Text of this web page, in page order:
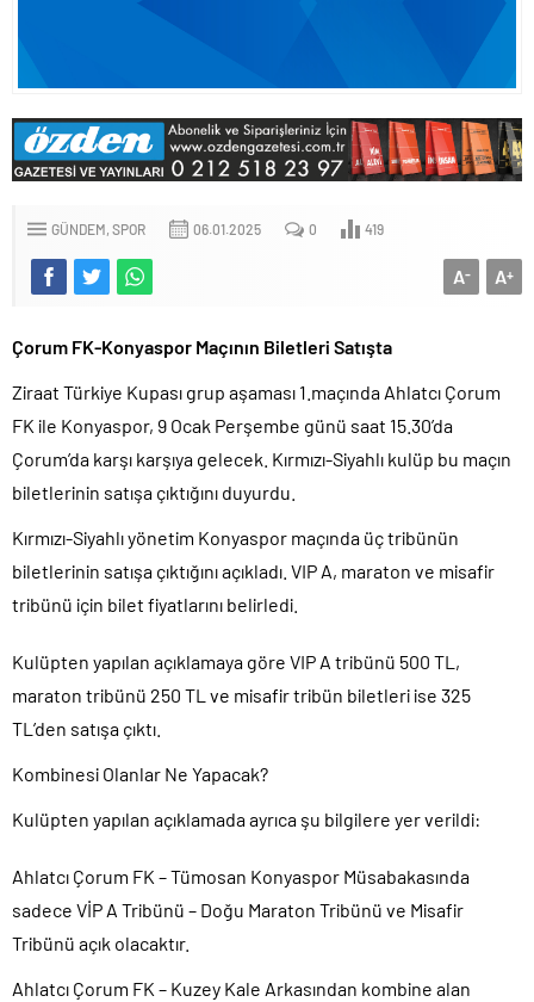
GÜNDEM SPOR 06.01.2025 0 419
A+
A-
Çorum FK-Konyaspor Maçının Biletleri Satışta
Ziraat Türkiye Kupası grup aşaması 1.maçında Ahlatcı Çorum
FK ile Konyaspor, 9 Ocak Perşembe günü saat 15.30’da
Çorum’da karşı karşıya gelecek. Kırmızı-Siyahlı kulüp bu maçın
biletlerinin satışa çıktığını duyurdu.
Kırmızı-Siyahlı yönetim Konyaspor maçında üç tribünün
biletlerinin satışa çıktığını açıkladı. VIP A, maraton ve misafir
tribünü için bilet fiyatlarını belirledi.
Kulüpten yapılan açıklamaya göre VIP A tribünü 500 TL,
maraton tribünü 250 TL ve misafir tribün biletleri ise 325
TL’den satışa çıktı.
Kombinesi Olanlar Ne Yapacak?
Kulüpten yapılan açıklamada ayrıca şu bilgilere yer verildi:
Ahlatcı Çorum FK – Tümosan Konyaspor Müsabakasında
sadece VİP A Tribünü – Doğu Maraton Tribünü ve Misafir
Tribünü açık olacaktır.
Ahlatcı Çorum FK – Kuzey Kale Arkasından kombine alan